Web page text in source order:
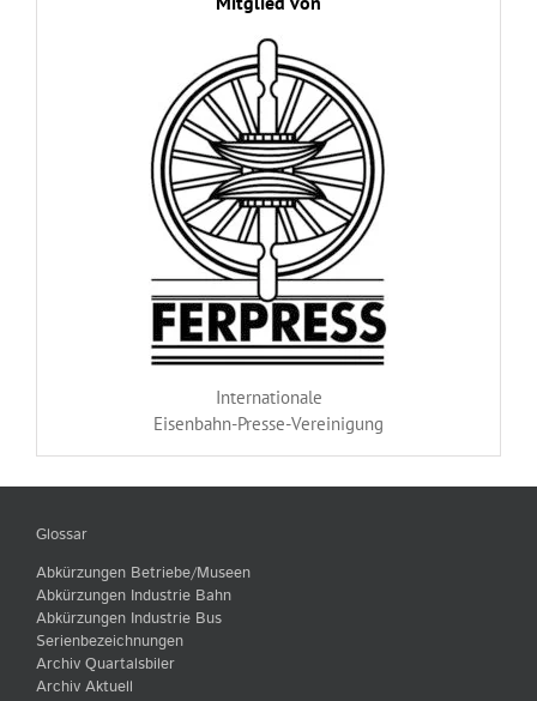
Internationale
Eisenbahn-Presse-Vereinigung
Glossar
Abkürzungen Betriebe/Museen
Abkürzungen Industrie Bahn
Abkürzungen Industrie Bus
Serienbezeichnungen
Archiv Quartalsbiler
Archiv Aktuell